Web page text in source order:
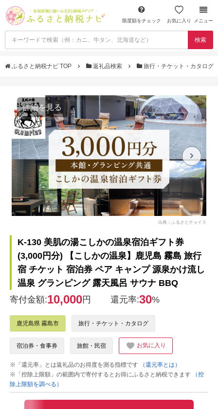
限度額をチェック お気に入り メニュー
検索
ふるさと納税ナビ TOP 返礼品検索 旅行・チケット・カタログ
詳細を見る
出典：ふるさとチョイス
K-130 美肌の湯こしかの温泉宿泊ギフト券
(3,000円分) 【こしかの温泉】鹿児島 霧島 旅行
宿 チケット 宿泊券 ペア キャンプ 源泉かけ流し
温泉 グランピング 露天風呂 サウナ BBQ
寄付金額:10,000円 還元率:30%
鹿児島県 霧島市 旅行・チケット・カタログ
宿泊券・食事券 旅館・民宿 お気に入り
※「還元率」とは返礼品のお得度を測る指標です
（還元率とは）
※「控除上限額」の範囲内で寄付するとお得にふるさと納税できます
（控
除上限額を調べる）